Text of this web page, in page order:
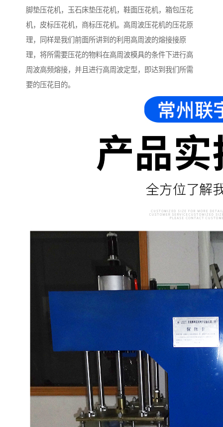
脚垫压花机，玉石床垫压花机，鞋面压花机，箱包压花
机，皮标压花机，商标压花机。高周波压花机的压花原
理，同样是我们前面所讲到的利用高周波的熔接接原
理，将所需要压花的物料在高周波模具的条件下进行高
周波高频熔接，并且进行高周波定型，即达到我们所需
要的压花目的。